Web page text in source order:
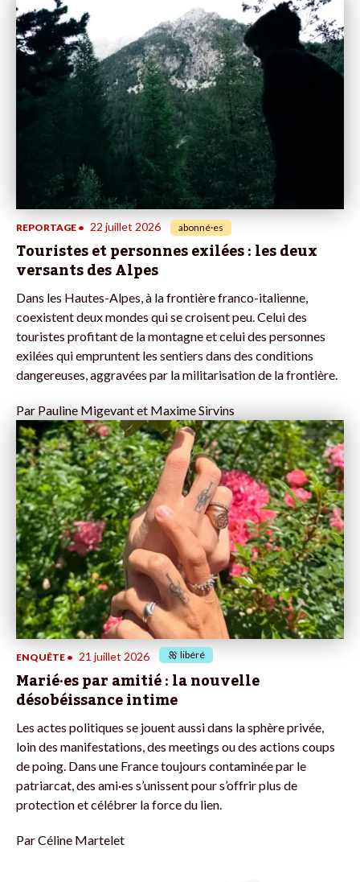
REPORTAGE • 22 juillet 2026 abonné·es
Touristes et personnes exilées : les deux
versants des Alpes
Dans les Hautes-Alpes, à la frontière franco-italienne,
coexistent deux mondes qui se croisent peu. Celui des
touristes profitant de la montagne et celui des personnes
exilées qui empruntent les sentiers dans des conditions
dangereuses, aggravées par la militarisation de la frontière.
Par Pauline Migevant et Maxime Sirvins
ENQUÊTE • 21 juillet 2026 libéré
Marié·es par amitié : la nouvelle
désobéissance intime
Les actes politiques se jouent aussi dans la sphère privée,
loin des manifestations, des meetings ou des actions coups
de poing. Dans une France toujours contaminée par le
patriarcat, des ami·es s’unissent pour s’offrir plus de
protection et célébrer la force du lien.
ParCéline Martelet